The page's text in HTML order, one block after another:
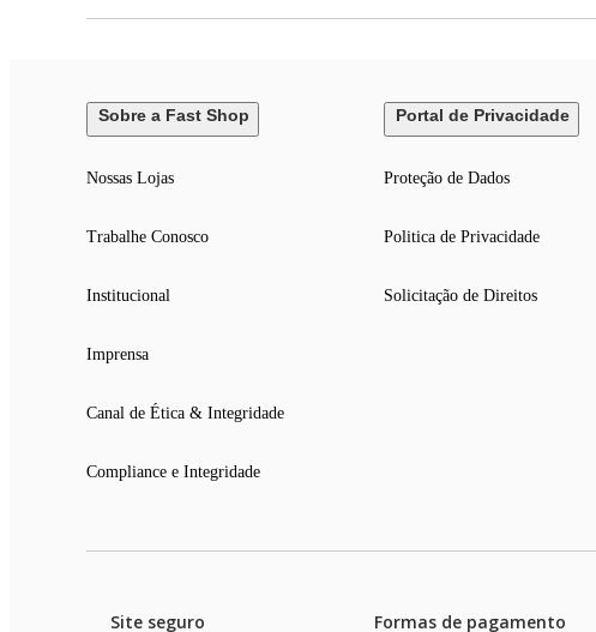
Sobre a Fast Shop
Nossas Lojas
Trabalhe Conosco
Institucional
Imprensa
Canal de Ética & Integridade
Compliance e Integridade
Portal de Privacidade
Proteção de Dados
Politica de Privacidade
Solicitação de Direitos
Site seguro Formas de pagamento